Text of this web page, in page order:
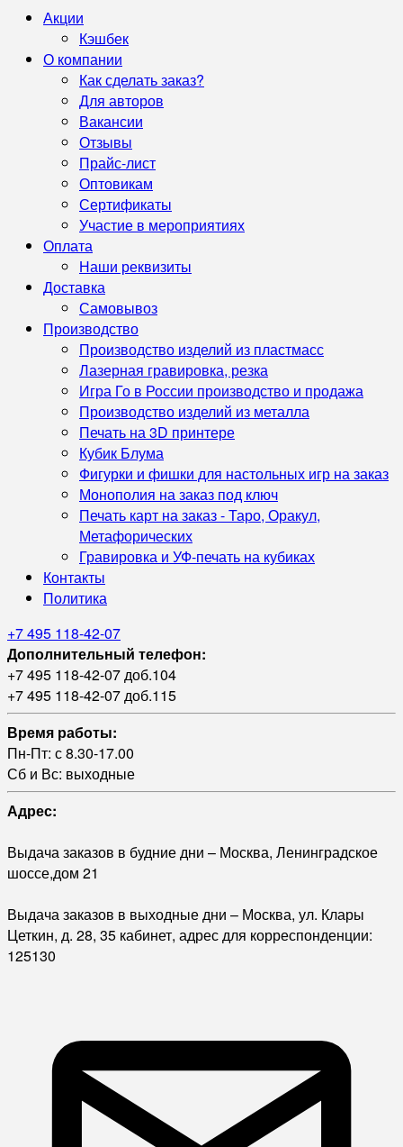
Акции
Кэшбек
О компании
Как сделать заказ?
Для авторов
Вакансии
Отзывы
Прайс-лист
Оптовикам
Сертификаты
Участие в мероприятиях
Оплата
Наши реквизиты
Доставка
Самовывоз
Производство
Производство изделий из пластмасс
Лазерная гравировка, резка
Игра Го в России производство и продажа
Производство изделий из металла
Печать на 3D принтере
Кубик Блума
Фигурки и фишки для настольных игр на заказ
Монополия на заказ под ключ
Печать карт на заказ - Таро, Оракул,
Метафорических
Гравировка и УФ‑печать на кубиках
Контакты
Политика
+7 495 118-42-07
Дополнительный телефон:
+7 495 118-42-07 доб.104
+7 495 118-42-07 доб.115
Время работы:
Пн-Пт: с 8.30-17.00
Сб и Вс: выходные
Адрес:
Выдача заказов в будние дни – Москва, Ленинградское
шоссе,дом 21
Выдача заказов в выходные дни – Москва, ул. Клары
Цеткин, д. 28, 35 кабинет, адрес для корреспонденции:
125130